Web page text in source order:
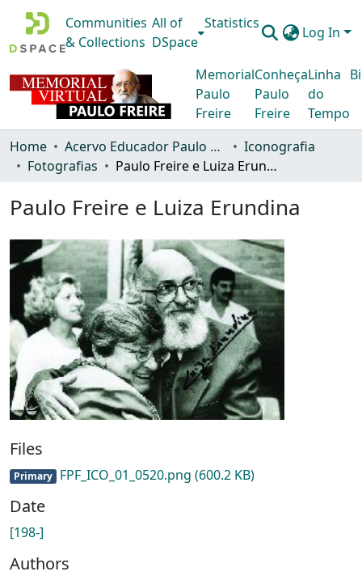
Communities
& Collections
All of
DSpace
Statistics
Log In
Memorial
Paulo
Freire
Conheça
Paulo
Freire
Linha
do
Tempo
Home Acervo Educador Paulo Freire
Iconografia
Fotografias
Paulo Freire e Luiza Erundina
Paulo Freire e Luiza Erundina
Files
Primary FPF_ICO_01_0520.png (600.2 KB)
Date
[198-]
Authors